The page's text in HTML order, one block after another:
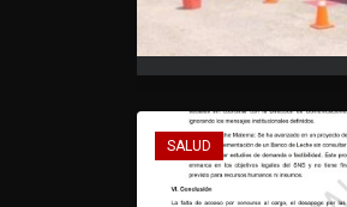
SALUD